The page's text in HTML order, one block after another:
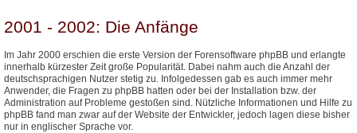
2001 - 2002: Die Anfänge
Im Jahr 2000 erschien die erste Version der Forensoftware phpBB und erlangte
innerhalb kürzester Zeit große Popularität. Dabei nahm auch die Anzahl der
deutschsprachigen Nutzer stetig zu. Infolgedessen gab es auch immer mehr
Anwender, die Fragen zu phpBB hatten oder bei der Installation bzw. der
Administration auf Probleme gestoßen sind. Nützliche Informationen und Hilfe zu
phpBB fand man zwar auf der Website der Entwickler, jedoch lagen diese bisher
nur in englischer Sprache vor.